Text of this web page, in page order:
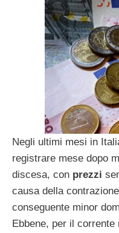
Negli ultimi mesi in
registrare mese dopo
discesa, con prezzi
causa della
conseguente minor
Ebbene, per il corrente